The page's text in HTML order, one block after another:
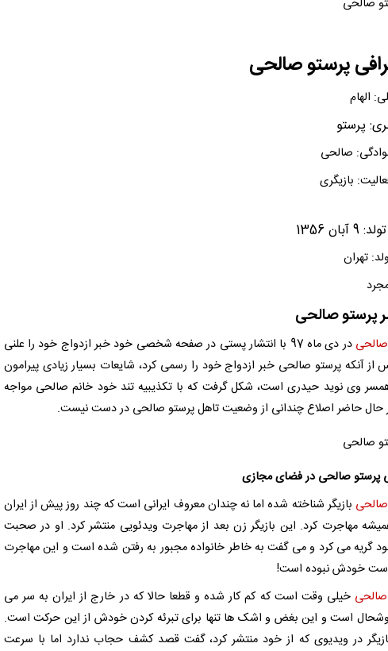
پرستو صالحی
الهام
پرستو
صالحی
بازیگری
1356
تهران
پرستو صالحی
در دی ماه 97 با انتشار پستی در صفحه شخصی خود خبر ازدواج خود را علنی
از آنکه پرستو صالحی خبر ازدواج خود را رسمی کرد، شایعات بسیار زیادی پیرامون
وی نوید حیدری است، شکل گرفت که با تکذیبیه تند خود خانم صالحی مواجه
حاضر اصلاع چندانی از وضعیت تاهل پرستو صالحی در دست نیست.
پرستو صالحی در فضای مجازی
بازیگر شناخته شده اما نه چندان معروف ایرانی است که چند روز پیش از ایران
مهاجرت کرد. این بازیگر زن بعد از مهاجرت ویدئویی منتشر کرد. او در صحبت
گریه می کرد و می گفت به خاطر خانواده مجبور به رفتن شده است و این مهاجرت
خودش نبوده است!
خیلی وقت است که کم کار شده و قطعا حالا که در خارج از ایران به سر می
است و این بغض و اشک ها تنها برای تبرئه کردن خودش از این حرکت است.
در ویدیوی که از خود منتشر کرد، گفت قصد کشف حجاب ندارد اما با سرعت